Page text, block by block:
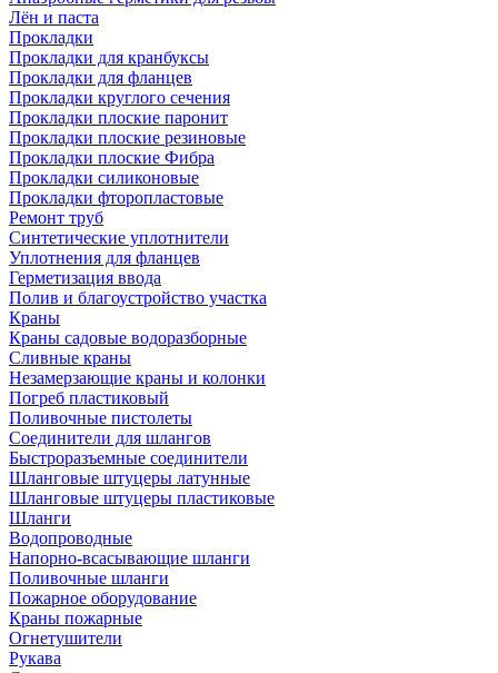
Лён и паста
Прокладки
Прокладки для кранбуксы
Прокладки для фланцев
Прокладки круглого сечения
Прокладки плоские паронит
Прокладки плоские резиновые
Прокладки плоские Фибра
Прокладки силиконовые
Прокладки фторопластовые
Ремонт труб
Синтетические уплотнители
Уплотнения для фланцев
Герметизация ввода
Полив и благоустройство участка
Краны
Краны садовые водоразборные
Сливные краны
Незамерзающие краны и колонки
Погреб пластиковый
Поливочные пистолеты
Соединители для шлангов
Быстроразъемные соединители
Шланговые штуцеры латунные
Шланговые штуцеры пластиковые
Шланги
Водопроводные
Напорно-всасывающие шланги
Поливочные шланги
Пожарное оборудование
Краны пожарные
Огнетушители
Рукава